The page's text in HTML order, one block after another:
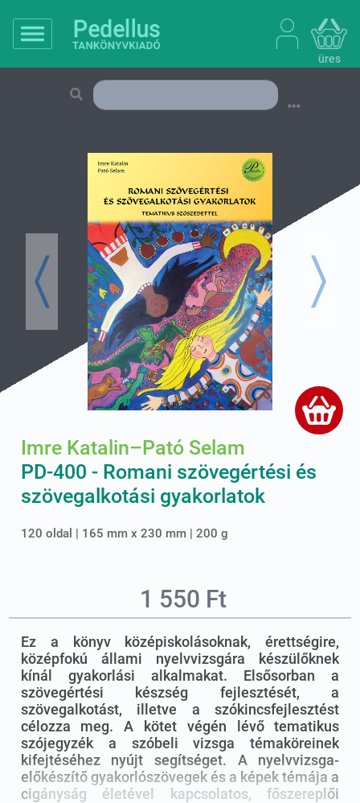
üres
Previous Next
Imre Katalin–Pató Selam
PD-400 - Romani szövegértési és
szövegalkotási gyakorlatok
120 oldal | 165 mm x 230 mm | 200 g
1 550 Ft
Ez a könyv középiskolásoknak, érettségire,
középfokú állami nyelvvizsgára készülőknek
kínál gyakorlási alkalmakat. Elsősorban a
szövegértési készség fejlesztését, a
szövegalkotást, illetve a szókincsfejlesztést
célozza meg. A kötet végén lévő tematikus
szójegyzék a szóbeli vizsga témaköreinek
kifejtéséhez nyújt segítséget. A nyelvvizsga-
előkészítő gyakorlószövegek és a képek témája a
cigányság életével kapcsolatos, főszereplői